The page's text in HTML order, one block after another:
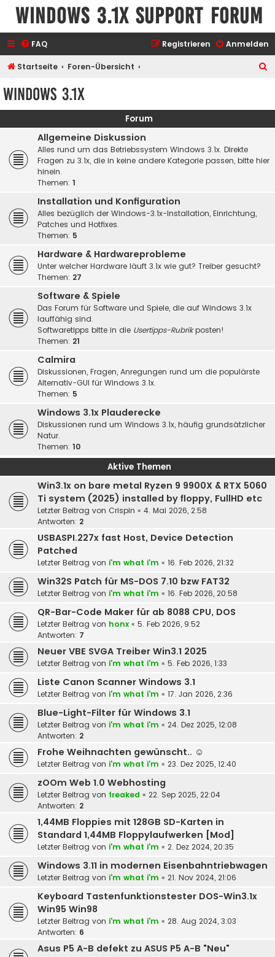
Windows 3.1x Support Forum
FAQ Anmelden
Registrieren
Startseite Foren-Übersicht
e
Windows 3.1x
Forum
Allgemeine Diskussion
Alles rund um das Betriebssystem Windows 3.1x. Direkte
Fragen zu 3.1x, die in keine andere Kategorie passen, bitte hier
hinein.
Themen: 1
Installation und Konfiguration
Alles bezüglich der Windows-3.1x-Installation, Einrichtung,
Patches und Hotfixes.
Themen: 5
Hardware & Hardwareprobleme
Unter welcher Hardware läuft 3.1x wie gut? Treiber gesucht?
Themen: 27
Software & Spiele
Das Forum für Software und Spiele, die auf Windows 3.1x
lauffähig sind.
Softwaretipps bitte in die Usertipps-Rubrikposten!
Themen: 21
Calmira
Diskussionen, Fragen, Anregungen rund um die populärste
Alternativ-GUI für Windows 3.1x.
Themen: 5
Windows 3.1x Plauderecke
Diskussionen rund um Windows 3.1x, häufig grundsätzlicher
Natur.
Themen: 10
Aktive Themen
Win3.1x on bare metal Ryzen 9 9900X & RTX 5060
Ti system (2025) installed by floppy, FullHD etc
Letzter Beitrag von Crispin « 4. Mai 2026, 2:58
Antworten: 2
USBASPI.227x fast Host, Device Detection
Patched
Letzter Beitrag von i'm what i'm « 16. Feb 2026, 21:32
Win32S Patch für MS-DOS 7.10 bzw FAT32
Letzter Beitrag von i'm what i'm « 16. Feb 2026, 20:58
QR-Bar-Code Maker für ab 8088 CPU, DOS
Letzter Beitrag von honx « 5. Feb 2026, 9:52
Antworten: 7
Neuer VBE SVGA Treiber Win3.1 2025
Letzter Beitrag von i'm what i'm « 5. Feb 2026, 1:33
Liste Canon Scanner Windows 3.1
Letzter Beitrag von i'm what i'm « 17. Jan 2026, 2:36
Blue-Light-Filter für Windows 3.1
Letzter Beitrag von i'm what i'm « 24. Dez 2025, 12:08
Antworten: 2
Frohe Weihnachten gewünscht.. ☺️
Letzter Beitrag von i'm what i'm « 23. Dez 2025, 12:40
zOOm Web 1.0 Webhosting
Letzter Beitrag von freaked « 22. Sep 2025, 22:04
Antworten: 2
1,44MB Floppies mit 128GB SD-Karten in
Standard 1,44MB Floppylaufwerken [Mod]
Letzter Beitrag von i'm what i'm « 2. Dez 2024, 20:35
Windows 3.11 in modernen Eisenbahntriebwagen
Letzter Beitrag von i'm what i'm « 21. Nov 2024, 21:06
Keyboard Tastenfunktionstester DOS-Win3.1x
Win95 Win98
Letzter Beitrag von i'm what i'm « 28. Aug 2024, 3:03
Antworten: 6
Asus P5 A-B defekt zu ASUS P5 A-B "Neu"